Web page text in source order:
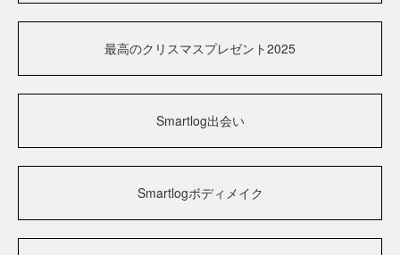
最高のクリスマスプレゼント2025
Smartlog出会い
Smartlogボディメイク